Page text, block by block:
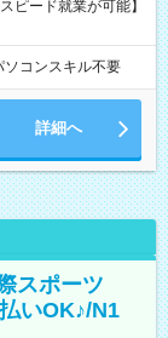
ピード就業が可能】
ソコンスキル不要
詳細へ
スポーツ
いOK♪/N1